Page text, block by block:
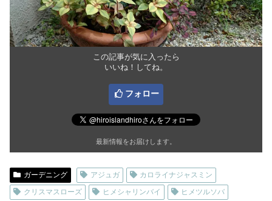
この記事が気に入ったら
いいね！してね。
フォロー
最新情報をお届けします。
ガーデニング アジュガ
カロライナジャスミン
クリスマスローズ
ヒメシャリンバイ
ヒメツルソバ